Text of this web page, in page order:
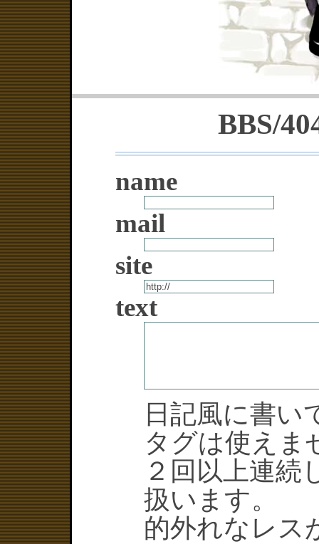
BBS/
name
mail
site
text
日記風に書い
タグは使えま
２回以上連続
扱います。
的外れなレス